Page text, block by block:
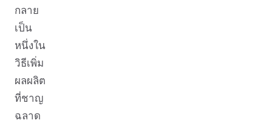
กลาย
เป็น
หนึ่งใน
วิธีเพิ่ม
ผลผลิต
ที่ชาญ
ฉลาด